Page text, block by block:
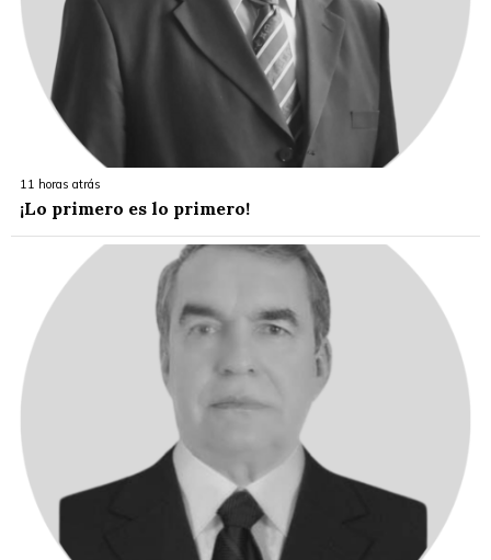
11 horas atrás
¡Lo primero es lo primero!